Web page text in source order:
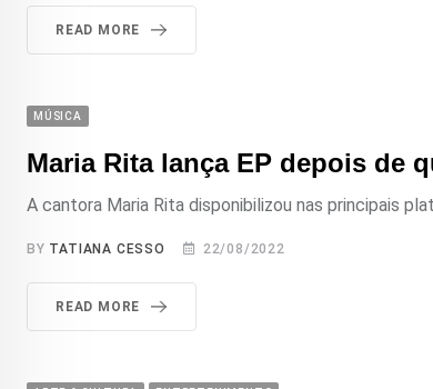
READ MORE
MÚSICA
Maria Rita lança EP depois de
A cantora Maria Rita disponibilizou nas principais
BY TATIANA CESSO 22/08/2022
READ MORE